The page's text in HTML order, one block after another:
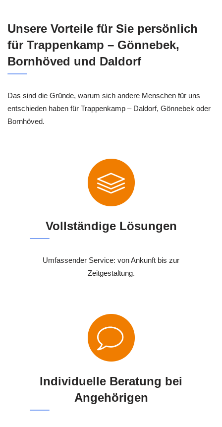
Unsere Vorteile für Sie persönlich
für Trappenkamp – Gönnebek,
Bornhöved und Daldorf
Das sind die Gründe, warum sich andere Menschen für uns
entschieden haben für Trappenkamp – Daldorf, Gönnebek oder
Bornhöved.
Vollständige Lösungen
Umfassender Service: von Ankunft bis zur
Zeitgestaltung.
Individuelle Beratung bei
Angehörigen